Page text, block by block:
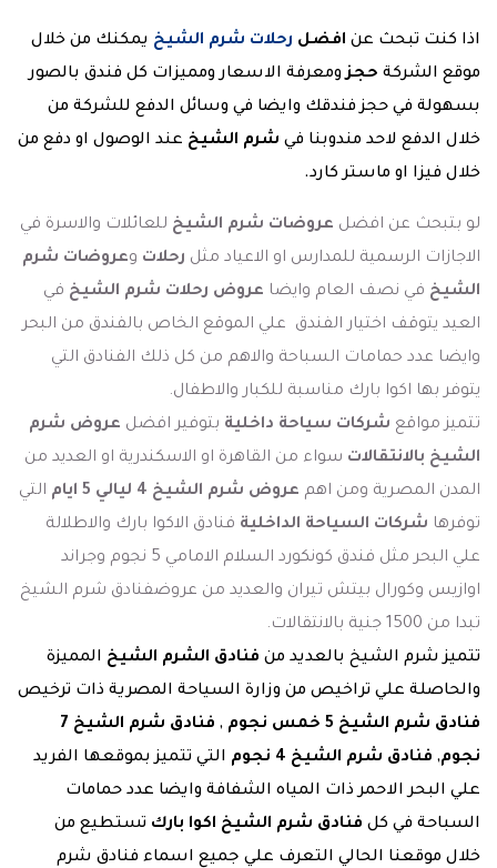
اذا كنت تبحث عن افضل رحلات شرم الشيخ يمكنك من خلال
موقع الشركة حجزومعرفة الاسعار ومميزات كل فندق بالصور
بسهولة في حجز فندقك وايضا في وسائل الدفع للشركة من
خلال الدفع لاحد مندوبنا في شرم الشيخ عند الوصول او دفع من
خلال فيزا او ماستر كارد.
لو بتبحث عن افضل عروضات شرم الشيخ للعائلات والاسرة في
الاجازات الرسمية للمدارس او الاعياد مثل رحلات وعروضات شرم
الشيخ في نصف العام وايضا عروض رحلات شرم الشيخ في
العيد يتوقف اختيار الفندق علي الموقع الخاص بالفندق من البحر
وايضا عدد حمامات السباحة والاهم من كل ذلك الفنادق التي
يتوفر بها اكوا بارك مناسبة للكبار والاطفال.
تتميز مواقع شركات سياحة داخلية بتوفير افضل عروض شرم
الشيخ بالانتقالات سواء من القاهرة او الاسكندرية او العديد من
المدن المصرية ومن اهم عروض شرم الشيخ 4 ليالي 5 ايام
التي
توفرها شركات السياحة الداخلية فنادق الاكوا بارك والاطلالة
علي البحر مثل فندق كونكورد السلام الامامي 5 نجوم وجراند
اوازيس وكورال بيتش تيران والعديد من عروضفنادق شرم الشيخ
تبدا من 1500 جنية بالانتقالات.
تتميز شرم الشيخ بالعديد من فنادق الشرم الشيخ المميزة
والحاصلة علي تراخيص من وزارة السياحة المصرية ذات ترخيص
فنادق شرم الشيخ 5 خمس نجوم
,
فنادق شرم الشيخ 7
نجوم, فنادق شرم الشيخ 4 نجوم
التي تتميز بموقعها الفريد
علي البحر الاحمر ذات المياه الشفافة وايضا عدد حمامات
السباحة في كل فنادق شرم الشيخ اكوا بارك تستطيع من
خلال موقعنا الحالي التعرف علي جميع اسماء فنادق شرم